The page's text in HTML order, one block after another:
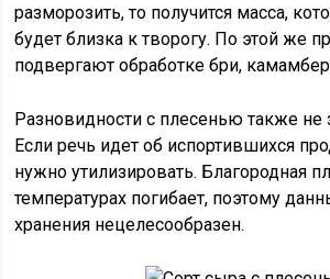
разморозить, то получится масса,
будет близка к творогу. По этой же
подвергают обработке бри, камамбер
Разновидности с плесенью также
Если речь идет об испортившихся
нужно утилизировать. Благородная
температурах погибает, поэтому
хранения нецелесообразен.